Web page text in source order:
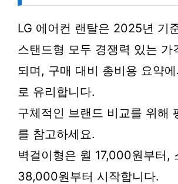
LG 에어컨 랜탈은 2025년 기
스탠드형 모두 경쟁력 있는 가
되며, 구매 대비 총비용 요약
로 유리합니다.
구체적인 브랜드 비교를 위해
를 참고하세요.
벽걸이형은 월 17,000원부터,
38,000원부터 시작합니다.